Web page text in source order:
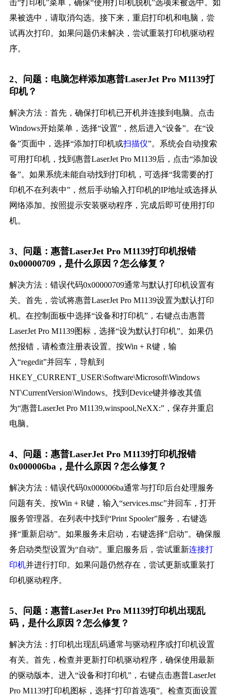
击“打印机”菜单，确保“使用打印机脱机”选项未被选中。如
果被选中，请取消勾选。接下来，重启打印机和电脑，尝
试再次打印。如果问题仍未解决，尝试重装打印机驱动程
序。
2、问题：电脑怎样添加惠普LaserJet Pro M1139打
印机？
解决方法：首先，确保打印机已开机并连接到电脑。点击
Windows开始菜单，选择“设置”，然后进入“设备”。在“设
备”页面中，选择“添加打印机或扫描仪”。系统会自动搜索
可用打印机，找到惠普LaserJet Pro M1139后，点击“添加设
备”。如果系统未能自动找到打印机，可选择“我需要的打
印机不在列表中”，然后手动输入打印机的IP地址或选择从
网络添加。按照提示安装驱动程序，完成后即可使用打印
机。
3、问题：惠普LaserJet Pro M1139打印机报错
0x00000709，是什么原因？怎么修复？
解决方法：错误代码0x00000709通常与默认打印机设置有
关。首先，尝试将惠普LaserJet Pro M1139设置为默认打印
机。在控制面板中选择“设备和打印机”，右键点击惠普
LaserJet Pro M1139图标，选择“设为默认打印机”。如果仍
然报错，请检查注册表设置。按Win + R键，输
入“regedit”并回车，导航到
HKEY_CURRENT_USER\Software\Microsoft\Windows
NT\CurrentVersion\Windows。找到Device键并修改其值
为“惠普LaserJet Pro M1139,winspool,NeXX:”，保存并重启
电脑。
4、问题：惠普LaserJet Pro M1139打印机报错
0x000006ba，是什么原因？怎么修复？
解决方法：错误代码0x000006ba通常与打印后台处理服务
问题有关。按Win + R键，输入“services.msc”并回车，打开
服务管理器。在列表中找到“Print Spooler”服务，右键选
择“重新启动”。如果服务未启动，右键选择“启动”。确保服
务启动类型设置为“自动”。重启服务后，尝试重新连接打
印机并进行打印。如果问题仍然存在，尝试更新或重装打
印机驱动程序。
5、问题：惠普LaserJet Pro M1139打印机出现乱
码，是什么原因？怎么修复？
解决方法：打印机出现乱码通常与驱动程序或打印机设置
有关。首先，检查并更新打印机驱动程序，确保使用最新
的驱动版本。进入“设备和打印机”，右键点击惠普LaserJet
Pro M1139打印机图标，选择“打印首选项”。检查页面设置